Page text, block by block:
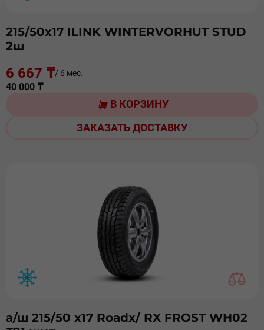
215/50х17 ILINK WINTERVORHUT STUD
2ш
6 667 ₸/ 6 мес.
40 000 ₸
В КОРЗИНУ
ЗАКАЗАТЬ ДОСТАВКУ
а/ш 215/50 х17 Roadx/ RX FROST WH02